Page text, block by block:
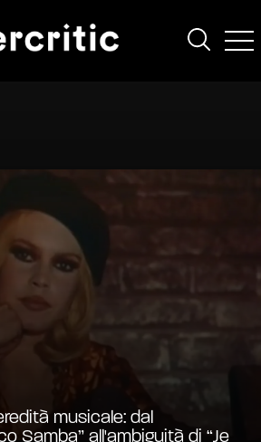
musicale: dal
Samba” all'ambiguità di “Je